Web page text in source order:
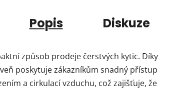
Popis Diskuze
způsob prodeje čerstvých kytic. Díky
poskytuje zákazníkům snadný přístup
a cirkulací vzduchu, což zajišťuje, že